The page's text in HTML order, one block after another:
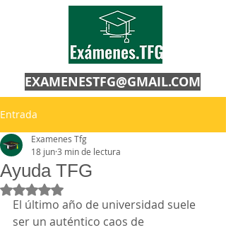
EXAMENESTFG@GMAIL.COM
Entrada
Ayuda TFG
Examenes Tfg
18 jun3 min de lectura
Obtuvo NaN de 5 estrellas.
El último año de universidad suele
ser un auténtico caos de